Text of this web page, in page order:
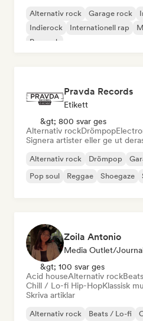
Alternativ rock Garage rock
Indierock
Internationell rap
Poprock
Pravda Records
Etikett
&gt; 800 svar ges
Alternativ rockDrömpop
Signera artister eller ge ut
Alternativ rock Drömpop
Pop soul
Reggae Shoegaze
Zoila Antonio
Media Outlet/
&gt; 100 svar ges
Acid houseAlternativ rock
Chill / Lo-fi Hip-HopKlassisk
Skriva artiklar
Alternativ rock Beats / Lo-fi